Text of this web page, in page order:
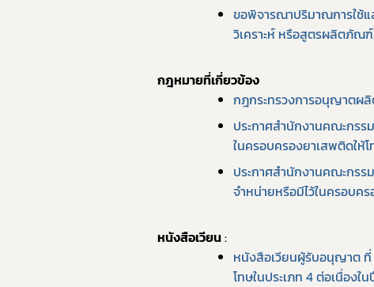
ขอพิจารณาปริมาณการใช้แ
วิเคราะห์ หรือสูตรผลิตภัณ
กฎหมายที่เกี่ยวข้อง
กฎกระทรวงการอนุญาตผลิ
ประกาศสำนักงานคณะกรร
ในครอบครองยาเสพติดให้
ประกาศสำนักงานคณะกรร
จำหน่ายหรือมีไว้ในครอบค
หนังสือเวียน :
หนังสือเวียนผู้รับอนุญาต ที่
โทษในประเภท 4 ต่อเนื่องใ